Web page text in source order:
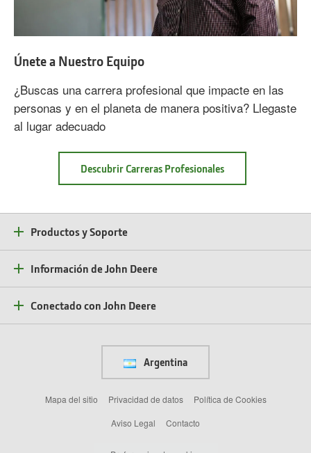
Únete a Nuestro Equipo
¿Buscas una carrera profesional que impacte en las
personas y en el planeta de manera positiva? Llegaste
al lugar adecuado
Descubrir Carreras Profesionalesen
Nuestro
Productos y Soporte
Información de John Deere
Conectado con John Deere
Argentina
Mapa del sitio Privacidad de datos
Política de Cookies
Aviso Legal
Contacto